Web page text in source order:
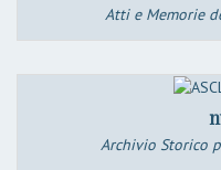
Atti e Memorie
Archivio Storico